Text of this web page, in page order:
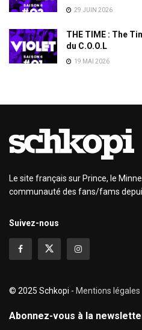
29 JUIN 2026
THE TIME : The
du C.O.O.L
19 MAI 2026
Le site français sur Prince, le
communauté des fans/fams
Suivez-nous
© 2025 Schkopi - Mentions légales
Abonnez-vous à la